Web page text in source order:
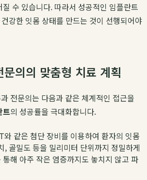
수 있습니다. 따라서 성공적인 임플란트
강한 잇몸 상태를 만드는 것이 선행되어야
의의 맞춤형 치료 계획
전문의는 다음과 같은 체계적인 접근을
트의 성공률을 극대화합니다.
와 같은 첨단 장비를 이용하여 환자의 잇몸
, 골밀도 등을 밀리미터 단위까지 정밀하게
통해 아주 작은 염증까지도 놓치지 않고 파